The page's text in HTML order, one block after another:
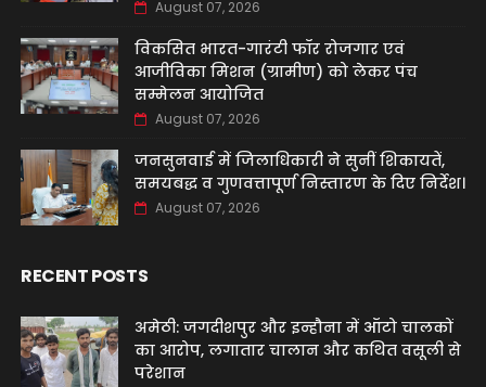
August 07, 2026
विकसित भारत-गारंटी फॉर रोजगार एवं
आजीविका मिशन (ग्रामीण) को लेकर पंच
सम्मेलन आयोजित
August 07, 2026
जनसुनवाई में जिलाधिकारी ने सुनीं शिकायतें,
समयबद्ध व गुणवत्तापूर्ण निस्तारण के दिए निर्देश।
August 07, 2026
RECENT POSTS
अमेठी: जगदीशपुर और इन्हौना में ऑटो चालकों
का आरोप, लगातार चालान और कथित वसूली से
परेशान